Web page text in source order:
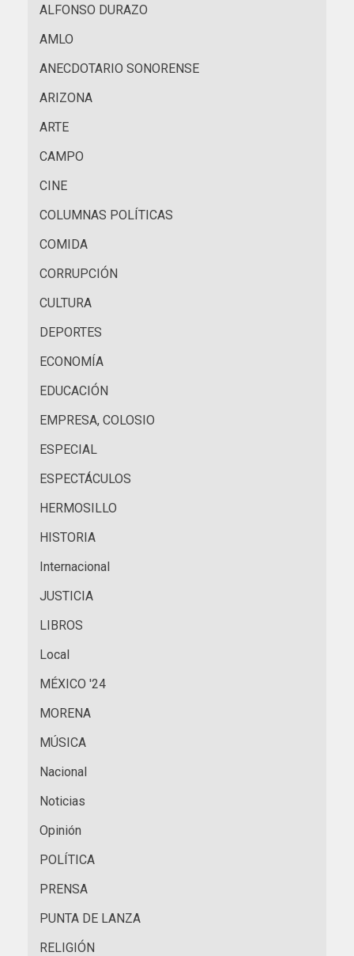
ALFONSO DURAZO
AMLO
ANECDOTARIO SONORENSE
ARIZONA
ARTE
CAMPO
CINE
COLUMNAS POLÍTICAS
COMIDA
CORRUPCIÓN
CULTURA
DEPORTES
ECONOMÍA
EDUCACIÓN
EMPRESA, COLOSIO
ESPECIAL
ESPECTÁCULOS
HERMOSILLO
HISTORIA
Internacional
JUSTICIA
LIBROS
Local
MÉXICO '24
MORENA
MÚSICA
Nacional
Noticias
Opinión
POLÍTICA
PRENSA
PUNTA DE LANZA
RELIGIÓN